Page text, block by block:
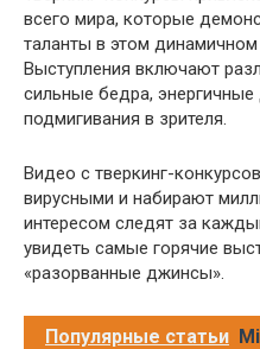
всего мира, которые
таланты в этом динамичном
Выступления включают
сильные бедра,
подмигивания в зрителя.
Видео с тверкинг-
вирусными и набирают
интересом следят за
увидеть самые горячие
«разорванные джинсы».
Популярные статьи